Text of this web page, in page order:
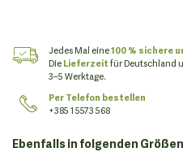
Jedes Mal eine100 % sichere
DieLieferzeitfür Deutschland
3–5 Werktage.
Per Telefon bestellen
+385 1 5573 568
Ebenfalls in folgenden